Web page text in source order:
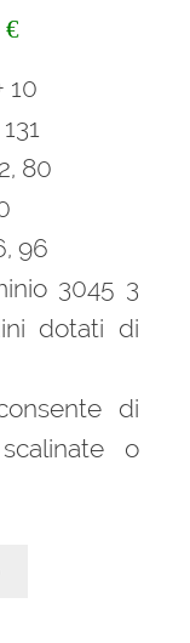
€Il
attuale
411,00 €.
10
80
96
3045 3
dotati di
di
o